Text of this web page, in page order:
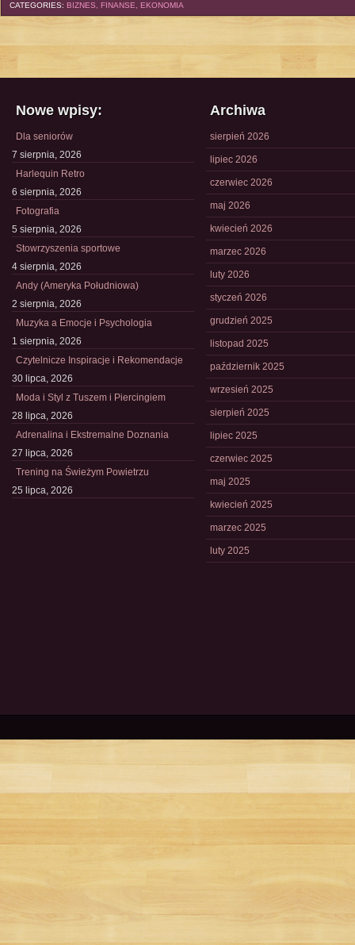
CATEGORIES: BIZNES, FINANSE, EKONOMIA
Nowe wpisy:
Dla seniorów
7 sierpnia, 2026
Harlequin Retro
6 sierpnia, 2026
Fotografia
5 sierpnia, 2026
Stowrzyszenia sportowe
4 sierpnia, 2026
Andy (Ameryka Południowa)
2 sierpnia, 2026
Muzyka a Emocje i Psychologia
1 sierpnia, 2026
Czytelnicze Inspiracje i Rekomendacje
30 lipca, 2026
Moda i Styl z Tuszem i Piercingiem
28 lipca, 2026
Adrenalina i Ekstremalne Doznania
27 lipca, 2026
Trening na Świeżym Powietrzu
25 lipca, 2026
Archiwa
sierpień 2026
lipiec 2026
czerwiec 2026
maj 2026
kwiecień 2026
marzec 2026
luty 2026
styczeń 2026
grudzień 2025
listopad 2025
październik 2025
wrzesień 2025
sierpień 2025
lipiec 2025
czerwiec 2025
maj 2025
kwiecień 2025
marzec 2025
luty 2025